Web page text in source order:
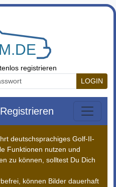
registrieren
LOGIN
Registrieren
deutschsprachiges Golf-II-
Funktionen nutzen und
zu können, solltest Du Dich
können Bilder dauerhaft